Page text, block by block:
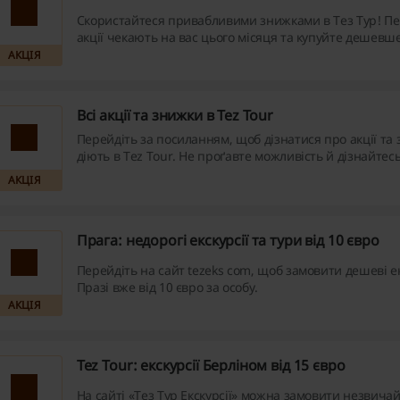
АКЦІЯ
Скористайтеся привабливими знижками в Тез Тур!
акції чекають на вас цього місяця та купуйте
АКЦІЯ
Всі акції та знижки в Tez Tour
Перейдіть за посиланням, щоб дізнатися про акції
діють в Tez Tour. Не проґавте можливість й
АКЦІЯ
Прага: недорогі екскурсії та тури від 10 євро
Перейдіть на сайт tezeks com, щоб замовити дешеві
Празі вже від 10 євро за особу.
Tez Tour: екскурсії Берліном від 15 євро
На сайті «Тез Тур Екскурсії» можна замовити